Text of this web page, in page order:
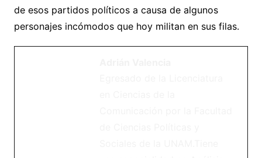
de esos partidos políticos a causa de algunos
personajes incómodos que hoy militan en sus filas.